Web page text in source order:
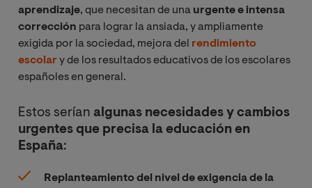
aprendizaje, que necesitan de una urgente e intensa
corrección para lograr la ansiada, y ampliamente
exigida por la sociedad, mejora del rendimiento
escolar y de los resultados educativos de los escolares
españoles en general.
Estos serían algunas necesidades y cambios
urgentes que precisa la educación en
España:
Replanteamiento del nivel de exigencia de la